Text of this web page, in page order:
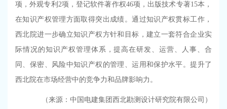
项，外观专利 2项，登记软件著作权46项，出版技术专著15本，
在知识产权管理方面取得突出成绩。通过知识产权贯标工作，
西北院进一步确立知识产权方针和目标，建立一套符合企业实
际情况的知识产权管理体系，提高在研发、运营、人事、合
同、保密、风险中知识产权的管理、运用和保护水平。提升了
西北院在市场经营中的竞争力和品牌影响力。
（来源：中国电建集团西北勘测设计研究院有限公司）